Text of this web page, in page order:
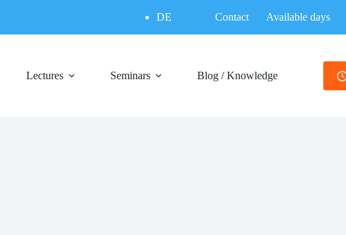
DE Contact Available days
Lectures Seminars Blog / Knowledge